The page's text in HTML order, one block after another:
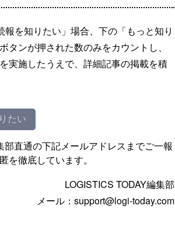
を知りたい」場合、下の「もっと知り
ンが押された数のみをカウントし、
実施したうえで、詳細記事の掲載を積
たい
直通の下記メールアドレスまでご一報
を徹底しています。
LOGISTICS TODAY編集部
メール：support@logi-today.com